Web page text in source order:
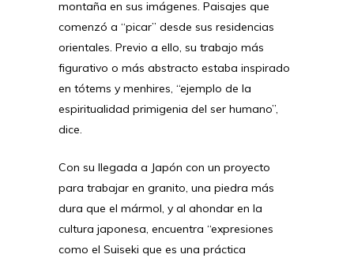
montaña en sus imágenes. Paisajes que
comenzó a “picar” desde sus residencias
orientales. Previo a ello, su trabajo más
figurativo o más abstracto estaba inspirado
en tótems y menhires, “ejemplo de la
espiritualidad primigenia del ser humano”,
dice.
Con su llegada a Japón con un proyecto
para trabajar en granito, una piedra más
dura que el mármol, y al ahondar en la
cultura japonesa, encuentra “expresiones
como el Suiseki que es una práctica